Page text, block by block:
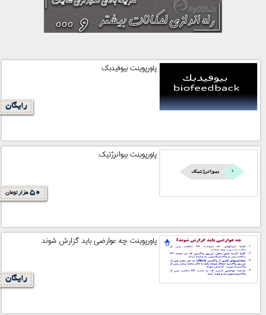
پاورپوینت بيوفيدبك
رایگان
پاورپوینت بیوانرژتیک
50 هزار تومان
پاورپوینت چه عوارضي بايد گزارش شوند
رایگان